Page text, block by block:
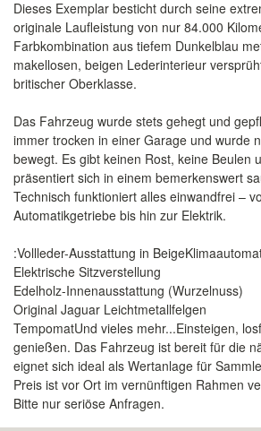
Dieses Exemplar besticht durch seine
originale Laufleistung von nur 84.000
Farbkombination aus tiefem Dunkelblau
makellosen, beigen Lederinterieur
britischer Oberklasse.
Das Fahrzeug wurde stets gehegt und
immer trocken in einer Garage und wurde
bewegt. Es gibt keinen Rost, keine Beulen
präsentiert sich in einem bemerkenswert
Technisch funktioniert alles einwandfrei –
Automatikgetriebe bis hin zur Elektrik.
:Vollleder-Ausstattung in
Elektrische Sitzverstellung
Edelholz-Innenausstattung (Wurzelnuss)
Original Jaguar Leichtmetallfelgen
TempomatUnd vieles mehr...Einsteigen,
genießen. Das Fahrzeug ist bereit für die
eignet sich ideal als Wertanlage für
Preis ist vor Ort im vernünftigen Rahmen
Bitte nur seriöse Anfragen.